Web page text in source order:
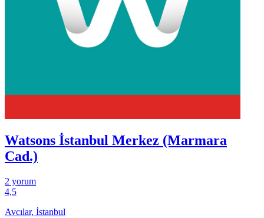
Watsons İstanbul Merkez (Marmara
Cad.)
2 yorum
4,5
Avcılar, İstanbul